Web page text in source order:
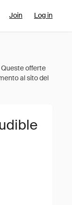
Join Log in